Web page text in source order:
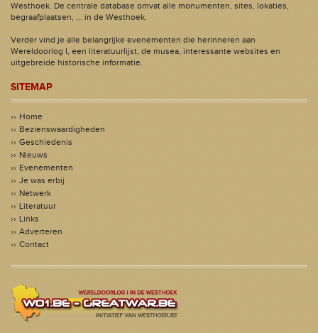
Westhoek. De centrale database omvat alle monumenten, sites, lokaties,
begraafplaatsen, ... in de Westhoek.
Verder vind je alle belangrijke evenementen die herinneren aan
Wereldoorlog I, een literatuurlijst, de musea, interessante websites en
uitgebreide historische informatie.
SITEMAP
Home
Bezienswaardigheden
Geschiedenis
Nieuws
Evenementen
Je was erbij
Netwerk
Literatuur
Links
Adverteren
Contact